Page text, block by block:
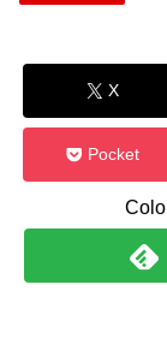
X
Pocket